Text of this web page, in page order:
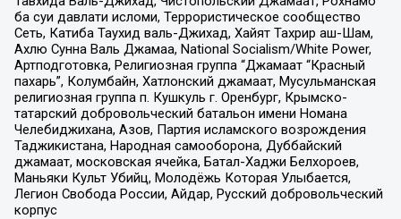
ба суи давлати исломи, Террористическое сообщество
Сеть, Катиба Таухид валь-Джихад, Хайят Тахрир аш-Шам,
Ахлю Сунна Валь Джамаа, National Socialism/White Power,
Артподготовка, Религиозная группа “Джамаат “Красный
пахарь”, Колумбайн, Хатлонский джамаат, Мусульманская
религиозная группа п. Кушкуль г. Оренбург, Крымско-
татарский добровольческий батальон имени Номана
Челебиджихана, Азов, Партия исламского возрождения
Таджикистана, Народная самооборона, Дуббайский
джамаат, московская ячейка, Батал-Хаджи Белхороев,
Маньяки Культ Убийц, Молодёжь Которая Улыбается,
Легион Свобода России, Айдар, Русский добровольческий
корпус